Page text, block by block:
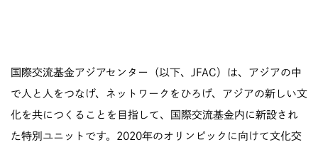
国際交流基金アジアセンター（以下、JFAC）は、アジアの中
で人と人をつなげ、ネットワークをひろげ、アジアの新しい文
化を共につくることを目指して、国際交流基金内に新設され
た特別ユニットです。2020年のオリンピックに向けて文化交